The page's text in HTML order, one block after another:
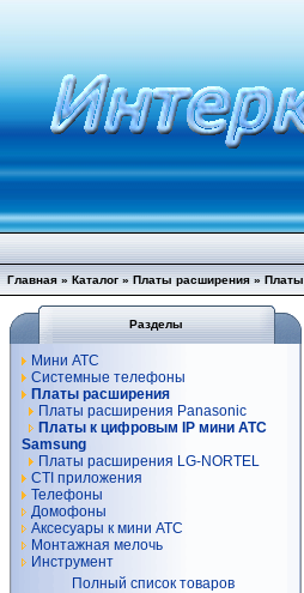
Главная » Каталог » Платы расширения »
Разделы
Мини АТС
Системные телефоны
Платы расширения
Платы расширения Panasonic
Платы к цифровым IP мини АТС
Samsung
Платы расширения LG-NORTEL
CTI приложения
Телефоны
Домофоны
Аксесуары к мини АТС
Монтажная мелочь
Инструмент
Полный список товаров